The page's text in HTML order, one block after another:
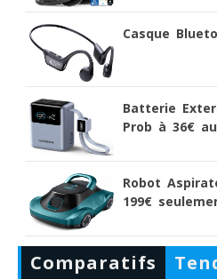
Casque
Batterie
Prob à 36€
Robot
199€
Comparatifs